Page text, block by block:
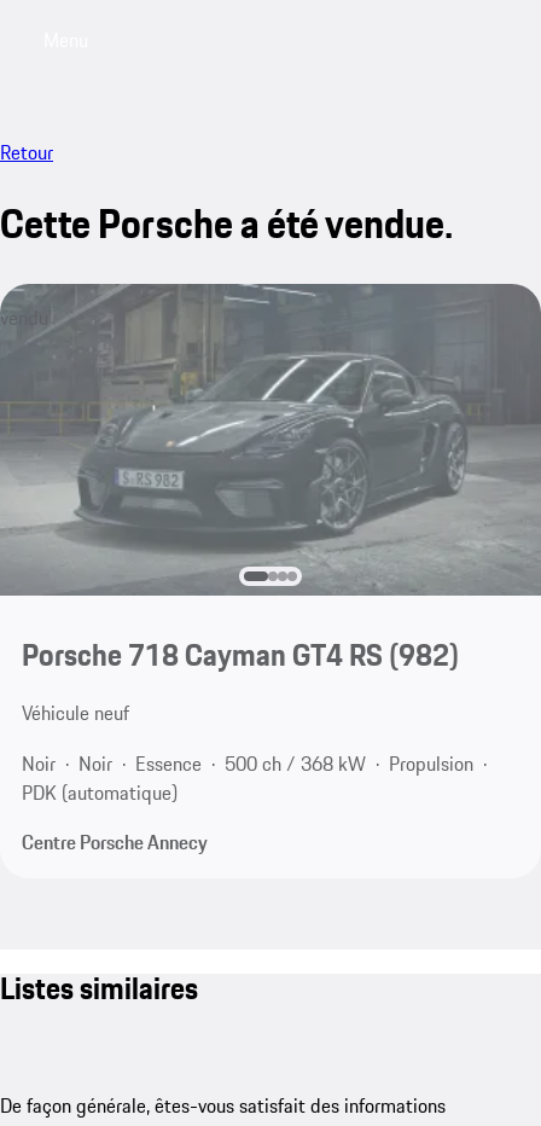
Retour
Cette Porsche a été vendue.
vendu
Porsche 718 Cayman GT4 RS(982)
Véhicule neuf
Noir
Noir Essence 500 ch / 368 kW
Propulsion
PDK (automatique)
Centre Porsche Annecy
Listes similaires
De façon générale, êtes-vous satisfait des informations